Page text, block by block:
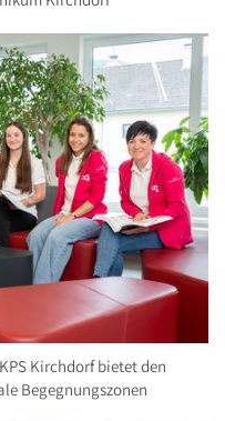
Kirchdorf bietet den
Begegnungszonen